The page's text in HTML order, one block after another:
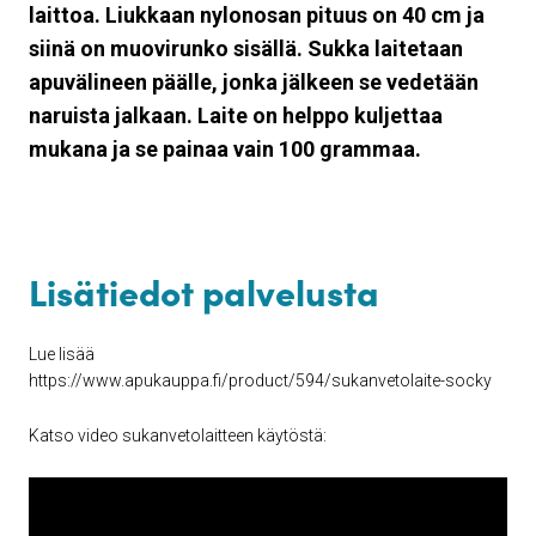
laittoa. Liukkaan nylonosan pituus on 40 cm ja
siinä on muovirunko sisällä. Sukka laitetaan
apuvälineen päälle, jonka jälkeen se vedetään
naruista jalkaan. Laite on helppo kuljettaa
mukana ja se painaa vain 100 grammaa.
Lisätiedot palvelusta
Lue lisää
https://www.apukauppa.fi/product/594/sukanvetolaite-socky
Katso video sukanvetolaitteen käytöstä: